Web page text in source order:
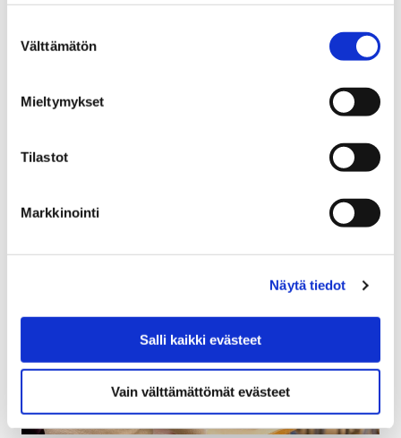
valinta
Välttämätön
Mieltymykset
Tilastot
Markkinointi
Näytä tiedot
Salli kaikki evästeet
Vain välttämättömät evästeet
21 tammikuun, 2026
Porissa järjestetään talvilomaviikoilla 8 ja 9 runsaasti
tapahtumia ja toimintaa. Luvassa on käsillä tekemistä,